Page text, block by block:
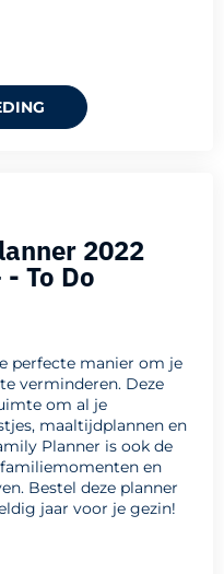
2022
To Do
perfecte manier om je
verminderen. Deze
om al je
maaltijdplannen en
Planner is ook de
en
Bestel deze planner
jaar voor je gezin!